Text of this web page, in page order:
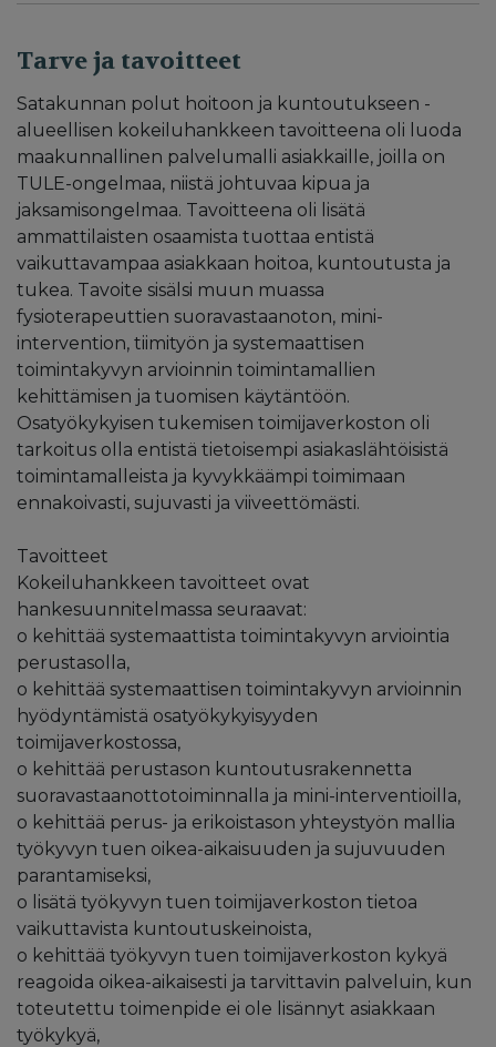
Tarve ja tavoitteet
Satakunnan polut hoitoon ja kuntoutukseen -
alueellisen kokeiluhankkeen tavoitteena oli luoda
maakunnallinen palvelumalli asiakkaille, joilla on
TULE-ongelmaa, niistä johtuvaa kipua ja
jaksamisongelmaa. Tavoitteena oli lisätä
ammattilaisten osaamista tuottaa entistä
vaikuttavampaa asiakkaan hoitoa, kuntoutusta ja
tukea. Tavoite sisälsi muun muassa
fysioterapeuttien suoravastaanoton, mini-
intervention, tiimityön ja systemaattisen
toimintakyvyn arvioinnin toimintamallien
kehittämisen ja tuomisen käytäntöön.
Osatyökykyisen tukemisen toimijaverkoston oli
tarkoitus olla entistä tietoisempi asiakaslähtöisistä
toimintamalleista ja kyvykkäämpi toimimaan
ennakoivasti, sujuvasti ja viiveettömästi.
Tavoitteet
Kokeiluhankkeen tavoitteet ovat
hankesuunnitelmassa seuraavat:
o kehittää systemaattista toimintakyvyn arviointia
perustasolla,
o kehittää systemaattisen toimintakyvyn arvioinnin
hyödyntämistä osatyökykyisyyden
toimijaverkostossa,
o kehittää perustason kuntoutusrakennetta
suoravastaanottotoiminnalla ja mini-interventioilla,
o kehittää perus- ja erikoistason yhteystyön mallia
työkyvyn tuen oikea-aikaisuuden ja sujuvuuden
parantamiseksi,
o lisätä työkyvyn tuen toimijaverkoston tietoa
vaikuttavista kuntoutuskeinoista,
o kehittää työkyvyn tuen toimijaverkoston kykyä
reagoida oikea-aikaisesti ja tarvittavin palveluin, kun
toteutettu toimenpide ei ole lisännyt asiakkaan
työkykyä,